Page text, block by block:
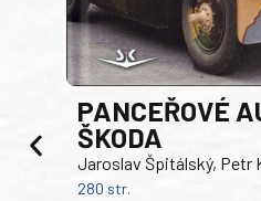
PANCEŘOVÉ
ŠKODA
Jaroslav Špitálský, Petr
280 str.